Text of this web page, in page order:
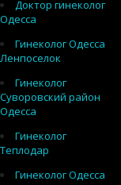
Доктор гинеколог
Одесса
Гинеколог Одесса
Ленпоселок
Гинеколог
Суворовский район
Одесса
Гинеколог
Теплодар
Гинеколог Одесса